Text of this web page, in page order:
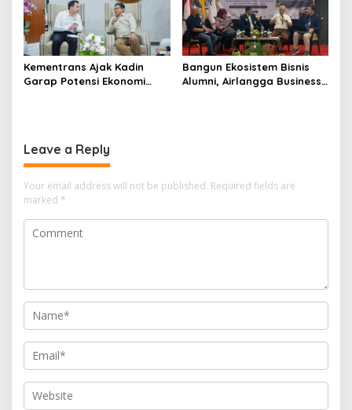
Kementrans Ajak Kadin
Garap Potensi Ekonomi
Bangun Ekosistem Bisnis
Alumni, Airlangga Business
Leave a Reply
Your email address will not be published. Required fields are
marked *